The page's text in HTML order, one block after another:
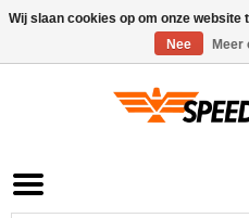
Wij slaan cookies op om onze
Nee
Meer